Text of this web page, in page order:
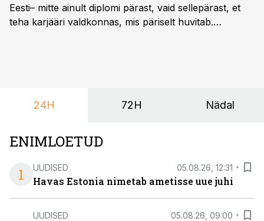
Eesti– mitte ainult diplomi pärast, vaid sellepärast, et
teha karjääri valdkonnas, mis päriselt huvitab.
24H 72H Nädal
ENIMLOETUD
1
UUDISED 05.08.26, 12:31
Havas Estonia nimetab ametisse uue juhi
UUDISED 05.08.26, 09:00